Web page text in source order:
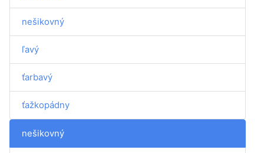
nešikovný
ľavý
ťarbavý
ťažkopádny
nešikovný